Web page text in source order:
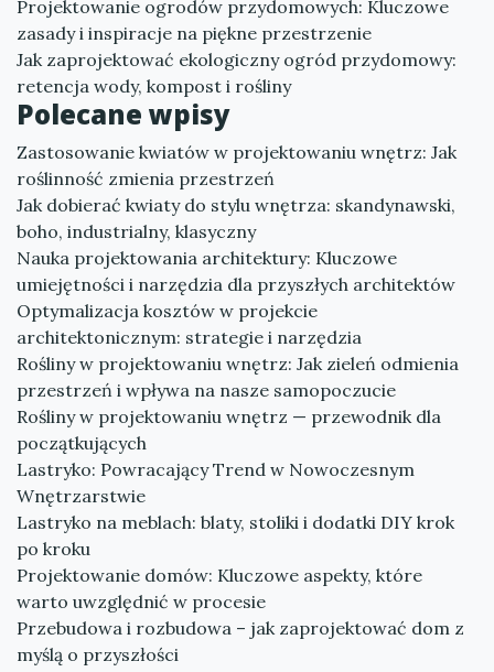
Projektowanie ogrodów przydomowych: Kluczowe
zasady i inspiracje na piękne przestrzenie
Jak zaprojektować ekologiczny ogród przydomowy:
retencja wody, kompost i rośliny
Polecane wpisy
Zastosowanie kwiatów w projektowaniu wnętrz: Jak
roślinność zmienia przestrzeń
Jak dobierać kwiaty do stylu wnętrza: skandynawski,
boho, industrialny, klasyczny
Nauka projektowania architektury: Kluczowe
umiejętności i narzędzia dla przyszłych architektów
Optymalizacja kosztów w projekcie
architektonicznym: strategie i narzędzia
Rośliny w projektowaniu wnętrz: Jak zieleń odmienia
przestrzeń i wpływa na nasze samopoczucie
Rośliny w projektowaniu wnętrz — przewodnik dla
początkujących
Lastryko: Powracający Trend w Nowoczesnym
Wnętrzarstwie
Lastryko na meblach: blaty, stoliki i dodatki DIY krok
po kroku
Projektowanie domów: Kluczowe aspekty, które
warto uwzględnić w procesie
Przebudowa i rozbudowa – jak zaprojektować dom z
myślą o przyszłości